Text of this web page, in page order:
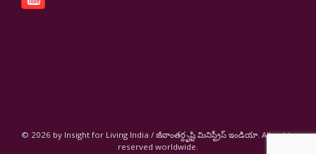
© 2026 by Insight for Living India / జీవాంతర్దృష్టి మినిస్ట్రీస్ ఇండియా. All rights
reserved worldwide.